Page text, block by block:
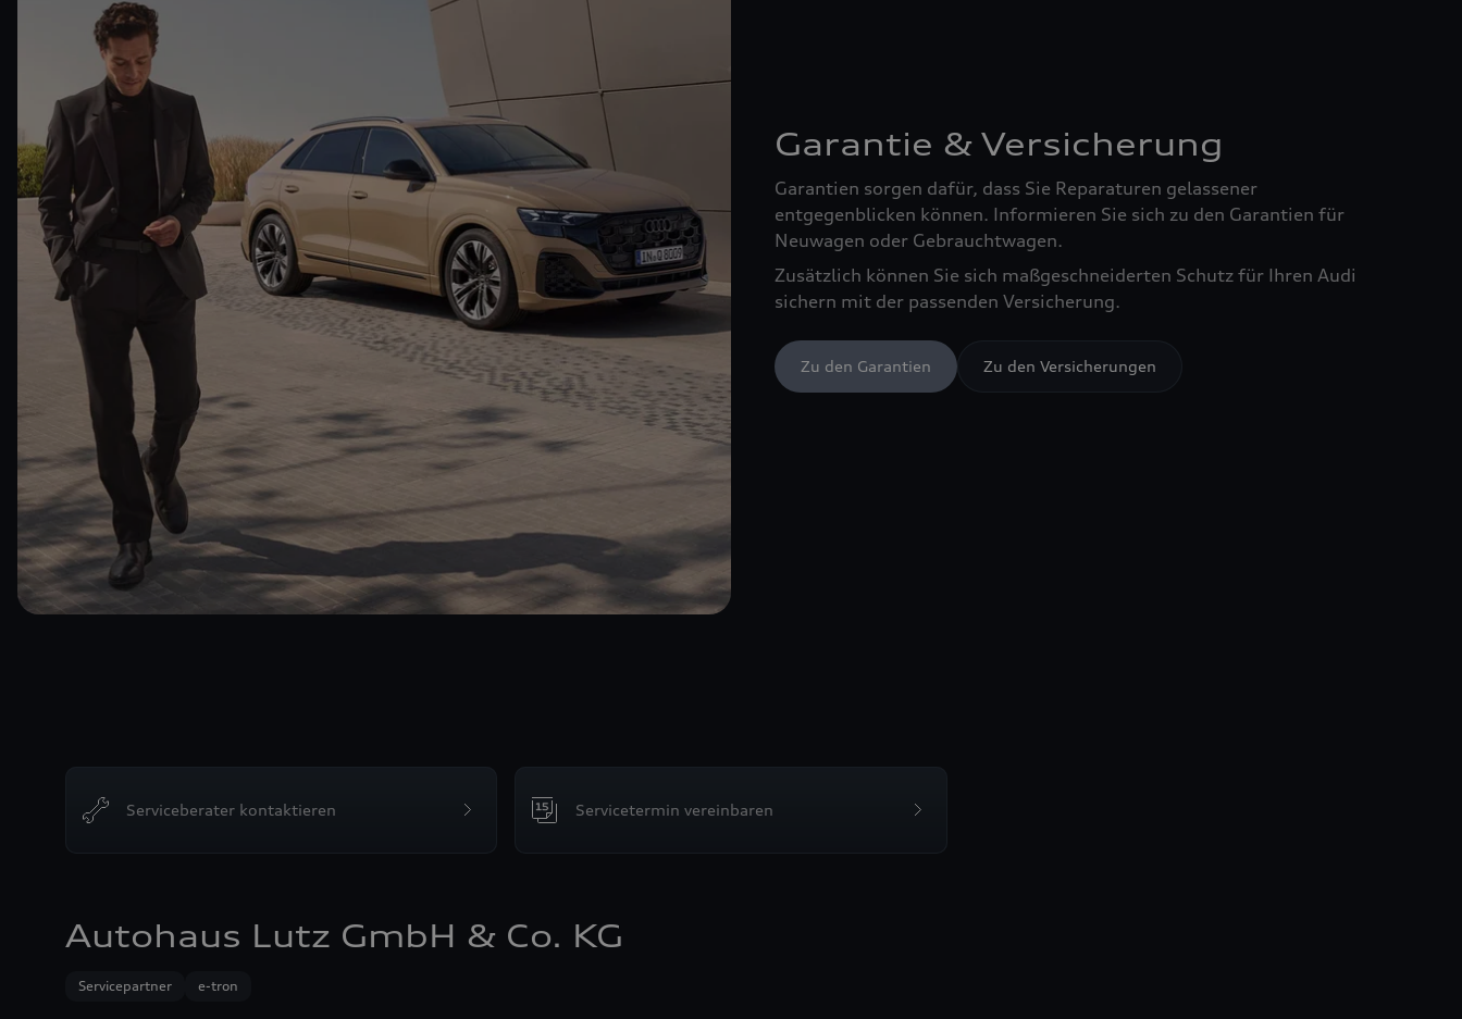
Garantie & Versicherung
Garantien sorgen dafür, dass Sie Reparaturen gelassener
entgegenblicken können. Informieren Sie sich zu den Garantien für
Neuwagen oder Gebrauchtwagen.
Zusätzlich können Sie sich maßgeschneiderten Schutz für Ihren Audi
sichern mit der passenden Versicherung.
Zu den Garantien Zu den Versicherungen
Serviceberater kontaktieren Servicetermin vereinbaren
Autohaus Lutz GmbH & Co. KG
Servicepartner e-tron